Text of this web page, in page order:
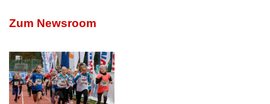
Zum Newsroom